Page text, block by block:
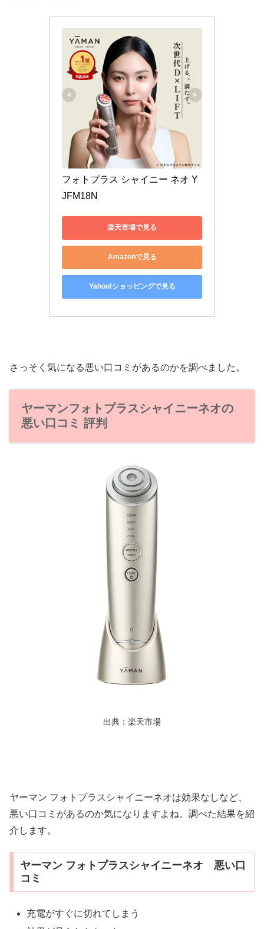
フォトプラス シャイニー ネオ Y
JFM18N
楽天市場で見る
Amazonで見る
Yahoo!ショッピングで見る
さっそく気になる悪い口コミがあるのかを調べました。
ヤーマンフォトプラスシャイニーネオの
悪い口コミ 評判
出典：楽天市場
ヤーマン フォトプラスシャイニーネオは効果なしなど、
悪い口コミがあるのか気になりますよね。調べた結果を紹
介します。
ヤーマン フォトプラスシャイニーネオ 悪い口
コミ
充電がすぐに切れてしまう